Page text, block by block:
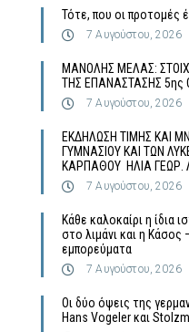
Τότε, που οι προτομές
7 Αυγούστου, 2026
MΑΝΟΛΗΣ ΜΕΛΑΣ:
ΤΗΣ ΕΠΑΝΑΣΤΑΣΗΣ 5ης
7 Αυγούστου, 2026
ΕΚΔΗΛΩΣΗ ΤΙΜΗΣ ΚΑΙ
ΓΥΜΝΑΣΙΟΥ ΚΑΙ ΤΩΝ
ΚΑΡΠΑΘΟΥ ΗΛΙΑ ΓΕΩΡ.
7 Αυγούστου, 2026
Κάθε καλοκαίρι η ίδια
στο λιμάνι και η Κάσος
εμπορεύματα
7 Αυγούστου, 2026
Οι δύο όψεις της
Hans Vogeler και